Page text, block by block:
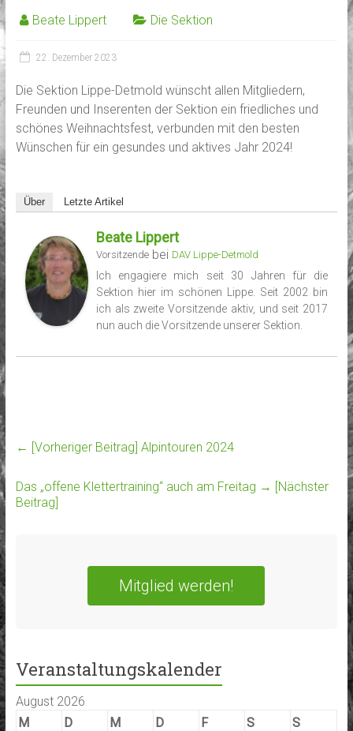
Beate Lippert Die Sektion
22. Dezember 2023
Die Sektion Lippe-Detmold wünscht allen Mitgliedern,
Freunden und Inserenten der Sektion ein friedliches und
schönes Weihnachtsfest, verbunden mit den besten
Wünschen für ein gesundes und aktives Jahr 2024!
Über Letzte Artikel
Beate Lippert
Vorsitzendebei DAV Lippe-Detmold
Ich engagiere mich seit 30 Jahren für die
Sektion hier im schönen Lippe. Seit 2002 bin
ich als zweite Vorsitzende aktiv, und seit 2017
nun auch die Vorsitzende unserer Sektion.
← [Vorheriger Beitrag] Alpintouren 2024
Das „offene Klettertraining“ auch am Freitag → [Nächster
Beitrag]
Mitglied werden!
Veranstaltungskalender
August 2026
M
D M D F S
S